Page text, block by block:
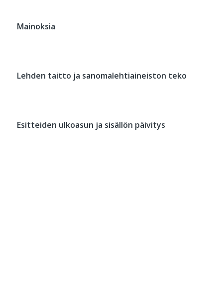
Mainoksia
Lehden taitto ja sanomalehtiaineiston teko
Esitteiden ulkoasun ja sisällön päivitys